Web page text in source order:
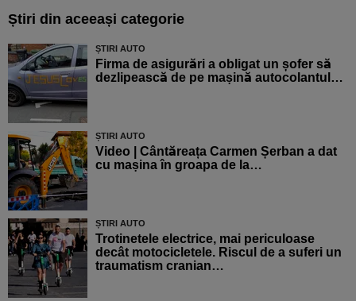
Știri din aceeași categorie
ȘTIRI AUTO
Firma de asigurări a obligat un șofer să
dezlipească de pe mașină autocolantul…
ȘTIRI AUTO
Video | Cântăreața Carmen Șerban a dat
cu mașina în groapa de la…
ȘTIRI AUTO
Trotinetele electrice, mai periculoase
decât motocicletele. Riscul de a suferi un
traumatism cranian…